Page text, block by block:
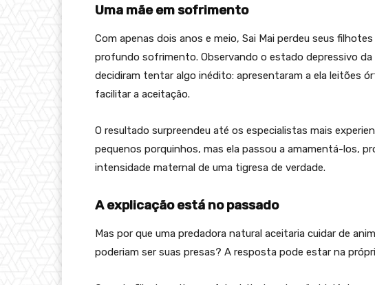
Uma mãe em sofrimento
Com apenas dois anos e meio, Sai Mai perdeu seus
profundo sofrimento. Observando o estado depressivo
decidiram tentar algo inédito: apresentaram a ela leitões
facilitar a aceitação.
O resultado surpreendeu até os especialistas mais
pequenos porquinhos, mas ela passou a amamentá-los,
intensidade maternal de uma tigresa de verdade.
A explicação está no passado
Mas por que uma predadora natural aceitaria cuidar de
poderiam ser suas presas? A resposta pode estar na